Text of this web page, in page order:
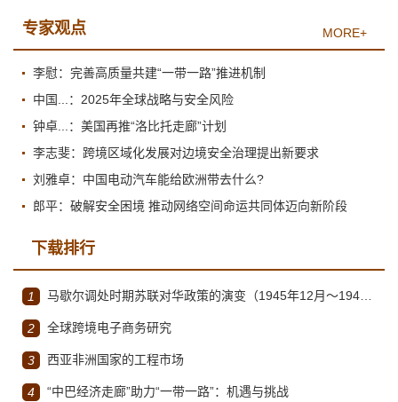
专家观点 MORE+
李慰：完善高质量共建“一带一路”推进机制
中国...：2025年全球战略与安全风险
钟卓...：美国再推“洛比托走廊”计划
李志斐：跨境区域化发展对边境安全治理提出新要求
刘雅卓：中国电动汽车能给欧洲带去什么?
郎平：破解安全困境 推动网络空间命运共同体迈向新阶段
下载排行
1 马歇尔调处时期苏联对华政策的演变（1945年12月～1947年1月）
2 全球跨境电子商务研究
3 西亚非洲国家的工程市场
4 “中巴经济走廊”助力“一带一路”：机遇与挑战